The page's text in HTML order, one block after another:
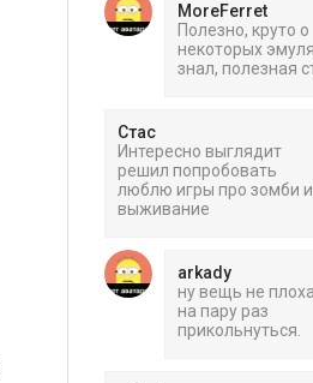
MoreFerret
Полезно, круто о
некоторых
знал, полезная
Стас
Интересно выглядит
решил попробовать
люблю игры про зомби и
выживание
arkady
ну вещь не
на пару раз
прикольнуться.